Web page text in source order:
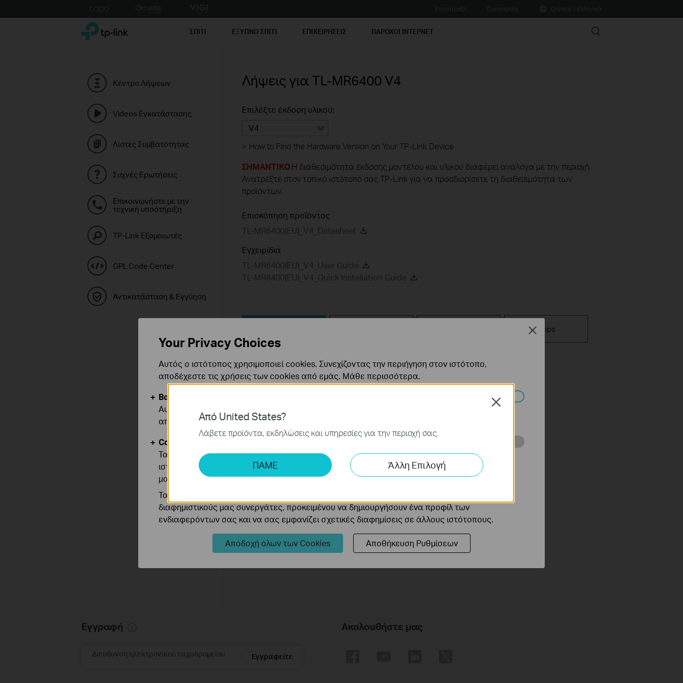
to
TP-Link, Reliably Smart ΣΠΙΤΙ ΕΞΥΠΝΟ ΣΠΙΤΙ ΕΠΙΧΕΙΡΗΣΕΙΣ ΠΑΡΟΧΟΙ ΙΝΤΕΡΝΕΤ Search
Κέντρο Λήψεων
Videos Εγκατάστασης
Λίστες Συμβατότητας
Συχνές Ερωτήσεις
Επικοινωνήστε με την
τεχνική υποστήριξη
TP-Link Εξομοιωτές
GPL Code Center
Αντικατάσταση & Εγγύηση
Λήψεις για TL-MR6400 V4
Επιλέξτε έκδοση υλικού:
V4
> How to Find the Hardware Version on Your TP-Link Device
ΣΗΜΑΝΤΙΚΟ:Η διαθεσιμότητα έκδοσης μοντέλου και υλικού διαφέρει ανάλογα με την περιοχή.
Ανατρέξτε στον τοπικό ιστότοπό σας TP-Link για να προσδιορίσετε τη διαθεσιμότητα των
προϊόντων.
Επισκόπηση προϊόντος
TL-MR6400(EU)_V4_Datasheet
Εγχειρίδια
TL-MR6400(EU)_V4_User Guide
TL-MR6400(EU)_V4_Quick Installation Guide
Apps
Κώδικας GPL Εξομοιωτές
How to Set up TP-Link 4G WiFi
Εγγραφή
Διεύθυνση ηλεκτρονικού ταχυδρομείου Εγγραφείτε
Ακολουθήστε μας
Από United States?
Λάβετε προϊόντα, εκδηλώσεις και υπηρεσίες για την περιοχή σας.
ΠΑΜΕ Άλλη Επιλογή
Close
Your Privacy Choices
Αυτός ο ιστότοπος χρησιμοποιεί cookies. Συνεχίζοντας την περιήγηση στον ιστότοπο,
αποδέχεστε τις χρήσεις των cookies από εμάς. Μάθε περισσότερα.
Βασικά Cookies
Αυτά τα cookie είναι απαραίτητα για τη λειτουργία του ιστότοπου και δεν μπορούν να
απενεργοποιηθούν στα συστήματά σας.
Cookies Ανάλυσης και Μάρκετινγκ
Τα cookie ανάλυσης μας δίνουν τη δυνατότητα να αναλύσουμε τις δραστηριότητές σας στον
ιστότοπό μας για να βελτιώσουμε και να προσαρμόσουμε τη λειτουργικότητα του ιστότοπού
μας.
Τα διαφημιστικά cookie μπορούν να ρυθμιστούν μέσω του ιστότοπού μας από τους
διαφημιστικούς μας συνεργάτες, προκειμένου να δημιουργήσουν ένα προφίλ των
ενδιαφερόντων σας και να σας εμφανίζει σχετικές διαφημίσεις σε άλλους ιστότοπους.
Αποδοχή όλων των Cookies Αποθήκευση Ρυθμίσεων
Close